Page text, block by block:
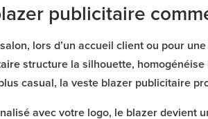
publicitaire
lors d’un accueil client ou pour
structure la silhouette,
casual, la veste blazer publicitaire
avec votre logo, le blazer devient